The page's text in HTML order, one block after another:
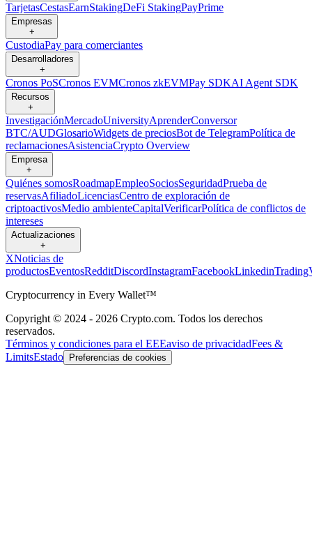
TarjetasCestasEarnStakingDeFi StakingPayPrime
Empresas
+
CustodiaPay para comerciantes
Desarrolladores
+
Cronos PoSCronos EVMCronos zkEVMPay SDKAI Agent SDK
Recursos
+
InvestigaciónMercadoUniversityAprenderConversor
BTC/AUDGlosarioWidgets de preciosBot de TelegramPolítica de
reclamacionesAsistenciaCrypto Overview
Empresa
+
Quiénes somosRoadmapEmpleoSociosSeguridadPrueba de
reservasAfiliadoLicenciasCentro de exploración de
criptoactivosMedio ambienteCapitalVerificarPolítica de conflictos de
intereses
Actualizaciones
+
XNoticias de
productosEventosRedditDiscordInstagramFacebookLinkedin
Cryptocurrency in Every Wallet™
Copyright © 2024 - 2026 Crypto.com. Todos los derechos
reservados.
Términos y condiciones para el EEEaviso de privacidadFees &
LimitsEstado Preferencias de cookies